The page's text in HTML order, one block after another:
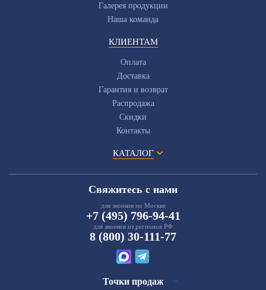
Галерея продукции
Наша команда
КЛИЕНТАМ
Оплата
Доставка
Гарантия и возврат
Распродажа
Скидки
Контакты
КАТАЛОГ
Свяжитесь с нами
для звонков по Москве
+7 (495) 796-94-41
для звонков из регионов РФ
8 (800) 30-111-77
Точки продаж